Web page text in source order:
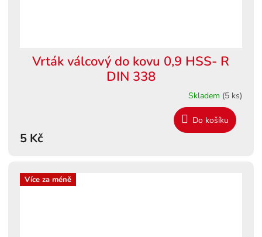
Vrták válcový do kovu 0,9 HSS- R
DIN 338
Skladem (5 ks)
5 Kč
Do košíku
Více za méně